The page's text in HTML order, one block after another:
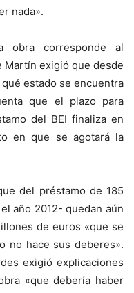
nada».
obra corresponde al
Martín exigió que desde
estado se encuentra
que el plazo para
del BEI finaliza en
en que se agotará la
del préstamo de 185
año 2012- quedan aún
de euros «que se
no hace sus deberes».
exigió explicaciones
«que debería haber